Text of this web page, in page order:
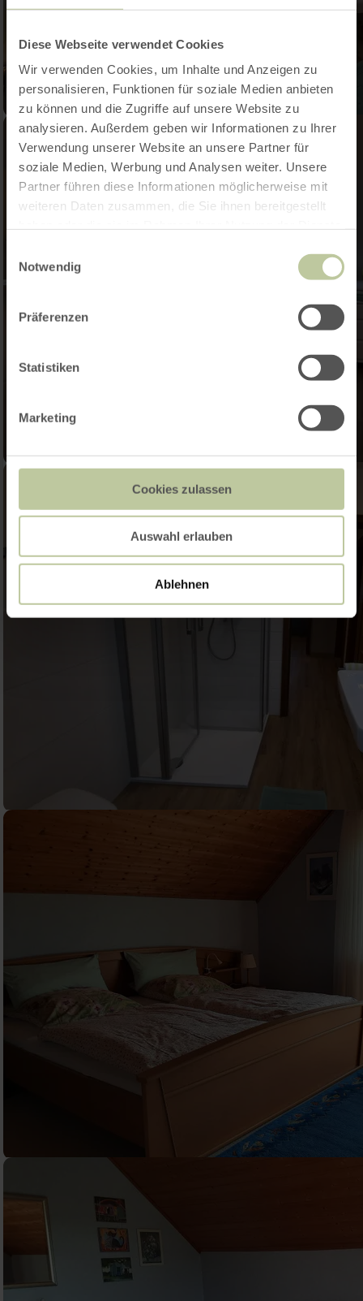
Diese Webseite verwendet Cookies
Wir verwenden Cookies, um Inhalte und Anzeigen zu
personalisieren, Funktionen für soziale Medien anbieten
zu können und die Zugriffe auf unsere Website zu
analysieren. Außerdem geben wir Informationen zu Ihrer
Verwendung unserer Website an unsere Partner für
soziale Medien, Werbung und Analysen weiter. Unsere
Partner führen diese Informationen möglicherweise mit
weiteren Daten zusammen, die Sie ihnen bereitgestellt
Notwendig
Präferenzen
Statistiken
Marketing
Cookies zulassen
Auswahl erlauben
Ablehnen